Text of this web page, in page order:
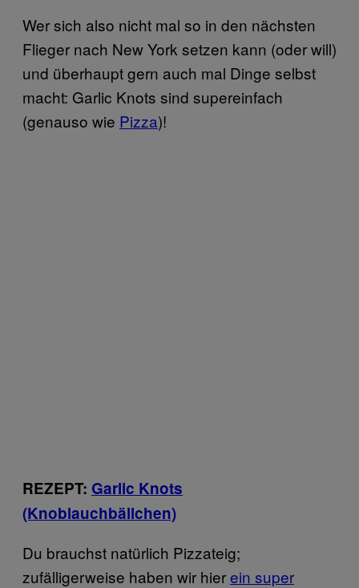
Wer sich also nicht mal so in den nächsten
Flieger nach New York setzen kann (oder will)
und überhaupt gern auch mal Dinge selbst
macht: Garlic Knots sind supereinfach
(genauso wie Pizza)!
REZEPT: Garlic Knots
(Knoblauchbällchen)
Du brauchst natürlich Pizzateig;
zufälligerweise haben wir hierein super